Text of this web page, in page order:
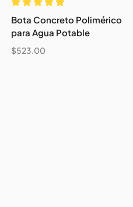
Bota Concreto Polimérico
para Agua Potable
$523.00